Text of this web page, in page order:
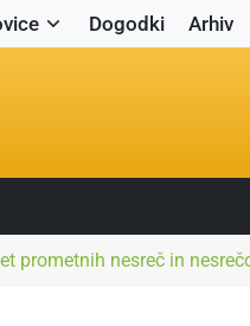
Dogodki Arhiv
prometnih nesreč in